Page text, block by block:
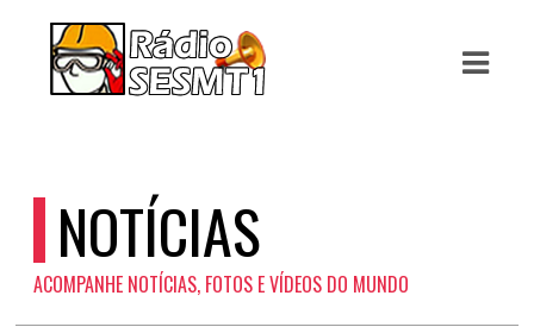
NOTÍCIAS
ACOMPANHE NOTÍCIAS, FOTOS E VÍDEOS DO MUNDO